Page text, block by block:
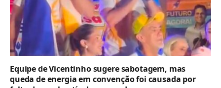
Equipe de Vicentinho sugere sabotagem, mas
queda de energia em convenção foi causada por